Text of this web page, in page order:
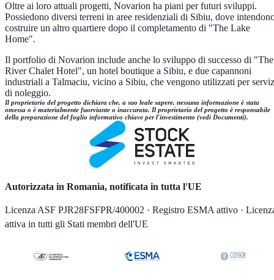
Oltre ai loro attuali progetti, Novarion ha piani per futuri sviluppi.
Possiedono diversi terreni in aree residenziali di Sibiu, dove
costruire un altro quartiere dopo il completamento di "The Lake
Home".
Il portfolio di Novarion include anche lo sviluppo di successo di "The
River Chalet Hotel", un hotel boutique a Sibiu, e due capannoni
industriali a Talmaciu, vicino a Sibiu, che vengono utilizzati per
di noleggio.
Il proprietario del progetto dichiara che, a suo leale sapere, nessuna informazione è stata
omessa o è materialmente fuorviante o inaccurata. Il proprietario del progetto è responsabile
della preparazione del foglio informativo chiave per l'investimento (vedi Documenti).
Autorizzata in Romania, notificata in tutta l'UE
Licenza ASF PJR28FSFPR/400002 · Registro ESMA attivo ·
attiva in tutti gli Stati membri dell'UE